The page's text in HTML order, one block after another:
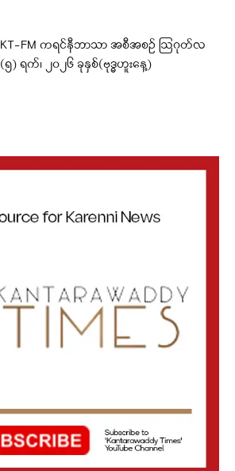
KT-FM ကရင်နီဘာသာ အစီအစဉ် ဩဂုတ်လ
(၅) ရက်၊ ၂၀၂၆ ခုနှစ်(ဗုဒ္ဓဟူးနေ့)